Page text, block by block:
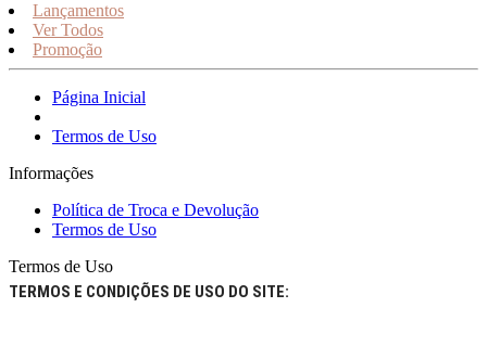
Lançamentos
Ver Todos
Promoção
Página Inicial
Termos de Uso
Informações
Política de Troca e Devolução
Termos de Uso
Termos de Uso
TERMOS E CONDIÇÕES DE USO DO SITE: